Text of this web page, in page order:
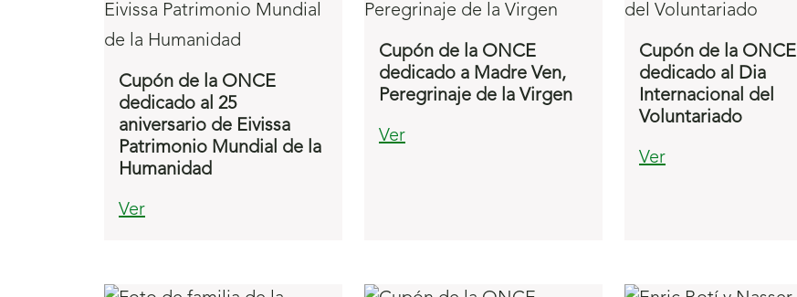
Cupón de la ONCE
dedicado al 25
aniversario de Eivissa
Patrimonio Mundial de la
Humanidad
Ver
Cupón de la ONCE
dedicado a Madre Ven,
Peregrinaje de la Virgen
Ver
Cupón de la ONCE
dedicado al Dia
Internacional del
Voluntariado
Ver